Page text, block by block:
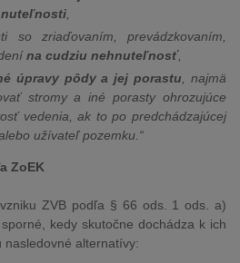
so zriaďovaním, prevádzkovaním,
na cudziu nehnuteľnosť,
úpravy pôdy a jej porastu , najmä
stromy a iné porasty ohrozujúce
vedenia, ak to po predchádzajúcej
užívateľ pozemku.“
ZoEK
ZVB podľa § 66 ods. 1 ods. a)
kedy skutočne dochádza k ich
nasledovné alternatívy: